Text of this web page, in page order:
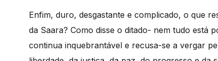
Enfim, duro, desgastante e complicado, o que
da Saara? Como disse o ditado- nem tudo está
continua inquebrantável e recusa-se a vergar